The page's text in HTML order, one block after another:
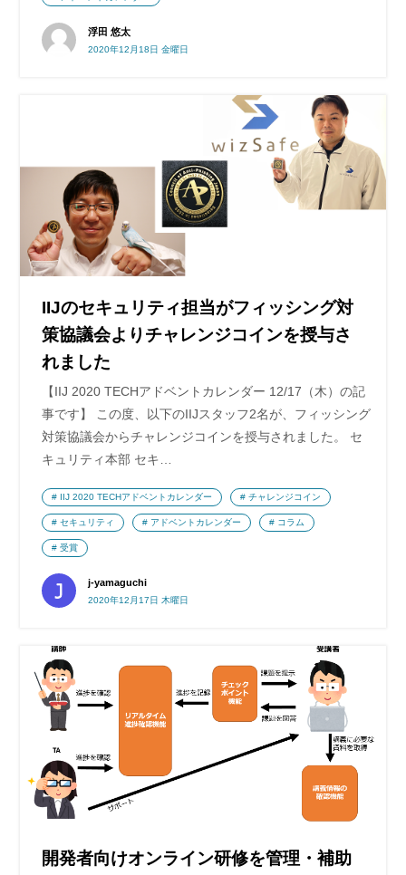
浮田 悠太
2020年12月18日 金曜日
IIJのセキュリティ担当がフィッシング対
策協議会よりチャレンジコインを授与さ
れました
【IIJ 2020 TECHアドベントカレンダー 12/17（木）の記
事です】 この度、以下のIIJスタッフ2名が、フィッシング
対策協議会からチャレンジコインを授与されました。 セ
キュリティ本部 セキ…
j-yamaguchi
2020年12月17日 木曜日
IIJ 2020 TECHアドベントカレンダー チャレンジコイン
セキュリティ アドベントカレンダー コラム
受賞
開発者向けオンライン研修を管理・補助